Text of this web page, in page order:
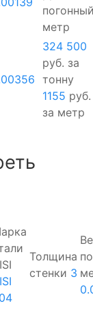
метр
324 500
руб. за
тонну
1155 руб.
за метр
Толщина
стенки 3